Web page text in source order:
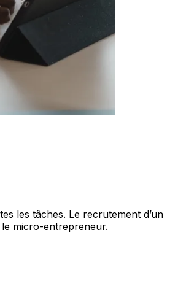
les tâches. Le recrutement d’un
micro-entrepreneur.